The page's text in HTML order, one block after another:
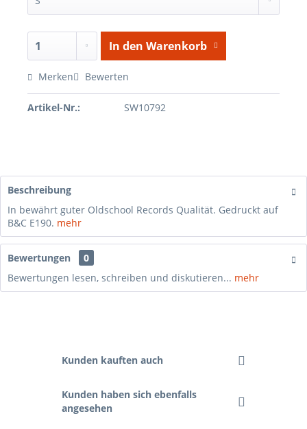
In den Warenkorb
Merken Bewerten
Artikel-Nr.: SW10792
Beschreibung
In bewährt guter Oldschool Records Qualität. Gedruckt auf
B&C E190. mehr
Bewertungen
0
Bewertungen lesen, schreiben und diskutieren... mehr
Kunden kauften auch
Kunden haben sich ebenfalls
angesehen